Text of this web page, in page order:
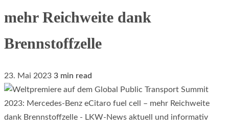
mehr Reichweite dank
Brennstoffzelle
23. Mai 2023 3 min read